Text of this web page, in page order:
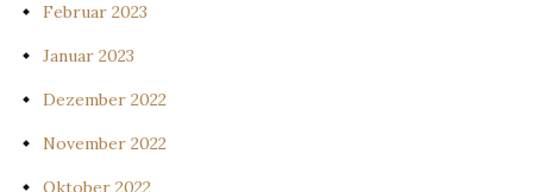
Februar 2023
Januar 2023
Dezember 2022
November 2022
Oktober 2022